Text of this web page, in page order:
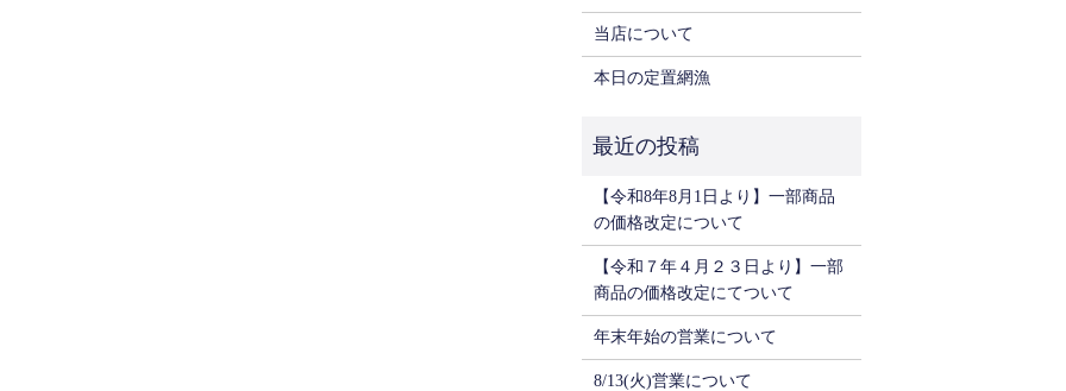
当店について
本日の定置網漁
【令和8年8月1日より】一部商品
の価格改定について
【令和７年４月２３日より】一部
商品の価格改定にてついて
年末年始の営業について
8/13(火)営業について